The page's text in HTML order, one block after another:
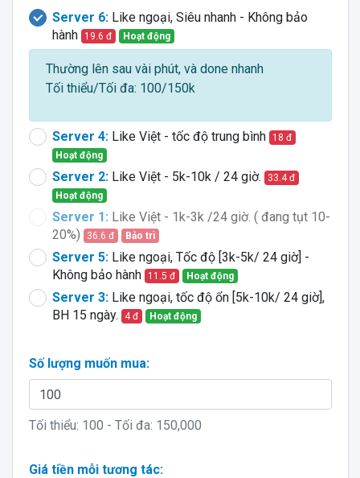
Server 6:Like ngoại, Siêu nhanh - Không bảo
hành
19.6 đ Hoạt động
Thường lên sau vài phút, và done nhanh
Tối thiểu/Tối đa: 100/150k
Server 4:Like Việt - tốc độ trung bình
18 đ
Hoạt động
Server 2:Like Việt - 5k-10k / 24 giờ.
33.4 đ
Hoạt động
Server 1: Like Việt - 1k-3k /24 giờ. ( đang tụt 10-
20%)
36.6 đ Bảo trì
Server 5:Like ngoại, Tốc độ [3k-5k/ 24 giờ] -
Không bảo hành
11.5 đ Hoạt động
Server 3:Like ngoại, tốc độ ổn [5k-10k/ 24 giờ],
BH 15 ngày.
4 đ Hoạt động
Số lượng muốn mua:
Tối thiểu: 100 - Tối đa: 150,000
Giá tiền mỗi tương tác: